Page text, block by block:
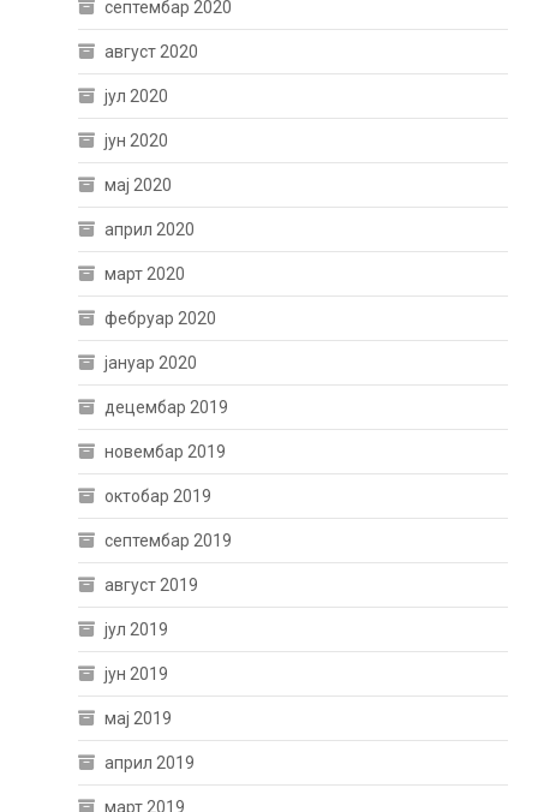
септембар 2020
август 2020
јул 2020
јун 2020
мај 2020
април 2020
март 2020
фебруар 2020
јануар 2020
децембар 2019
новембар 2019
октобар 2019
септембар 2019
август 2019
јул 2019
јун 2019
мај 2019
април 2019
март 2019